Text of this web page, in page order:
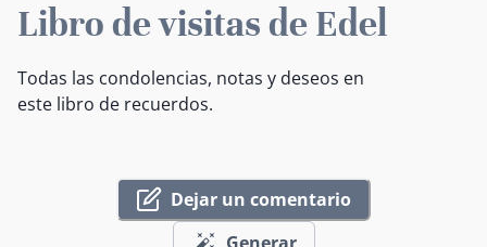
Libro de visitas de Edel
Todas las condolencias, notas y deseos en
este libro de recuerdos.
Dejar un comentario